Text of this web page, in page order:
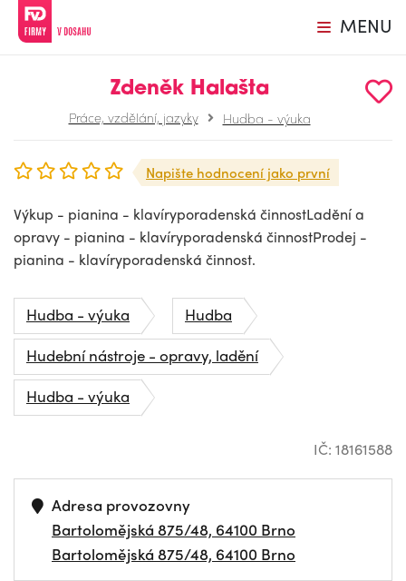
MENU
Zdeněk Halašta
Práce, vzdělání, jazyky Hudba - výuka
Napište hodnocení jako první
Výkup - pianina - klavíryporadenská činnostLadění a
opravy - pianina - klavíryporadenská činnostProdej -
pianina - klavíryporadenská činnost.
Hudba - výuka
Hudba
Hudební nástroje - opravy, ladění
Hudba - výuka
IČ: 18161588
Adresa provozovny
Bartolomějská 875/48, 64100 Brno
Bartolomějská 875/48, 64100 Brno